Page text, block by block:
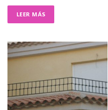
LEER MÁS